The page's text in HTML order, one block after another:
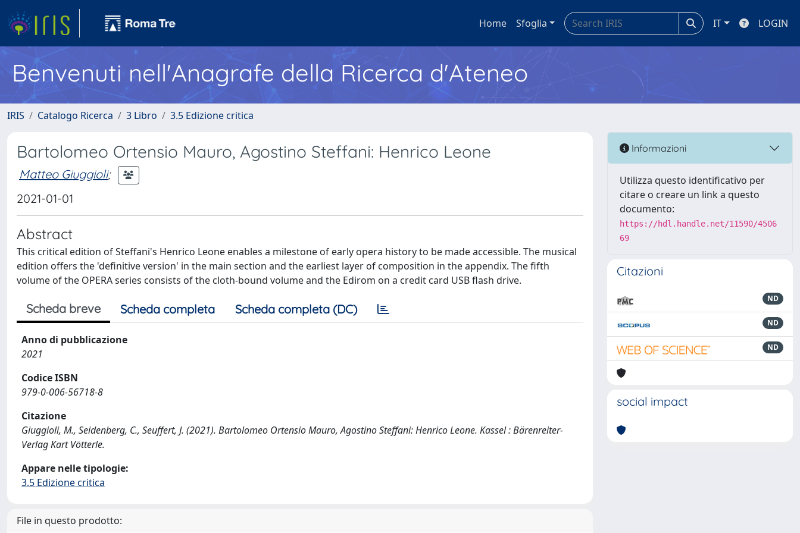
Home Sfoglia IT LOGIN
Benvenuti nell'Anagrafe della Ricerca d'Ateneo
IRIS Catalogo Ricerca 3 Libro 3.5 Edizione critica
Bartolomeo Ortensio Mauro, Agostino Steffani: Henrico Leone
Matteo Giuggioli;
2021-01-01
Abstract
This critical edition of Steffani's Henrico Leone enables a milestone of early opera history to be made accessible. The musical
edition offers the 'definitive version' in the main section and the earliest layer of composition in the appendix. The fifth
volume of the OPERA series consists of the cloth-bound volume and the Edirom on a credit card USB flash drive.
Scheda breve Scheda completa Scheda completa (DC)
Anno di pubblicazione
2021
Codice ISBN
979-0-006-56718-8
Citazione
Giuggioli, M., Seidenberg, C., Seuffert, J. (2021). Bartolomeo Ortensio Mauro, Agostino Steffani: Henrico Leone. Kassel : Bärenreiter-
Verlag Kart Vötterle.
Appare nelle tipologie:
3.5 Edizione critica
File in questo prodotto:
Informazioni
Utilizza questo identificativo per
citare o creare un link a questo
documento:
https://hdl.handle.net/11590/4506
69
Citazioni
ND
ND
ND
social impact